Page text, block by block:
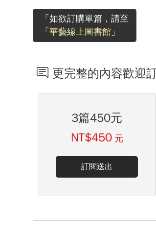
「如欲訂購單篇，請至
「華藝線上圖書館」
更完整的內容歡迎
3篇450元
NT$450 元
訂閱送出